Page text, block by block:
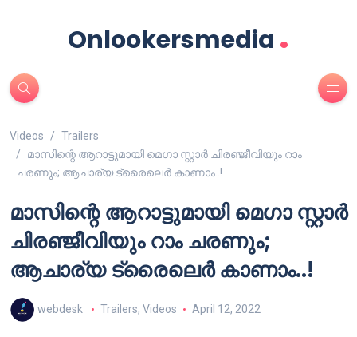
Onlookersmedia .
Videos
Trailers
മാസിന്റെ ആറാട്ടുമായി മെഗാ സ്റ്റാർ ചിരഞ്ജീവിയും റാം
ചരണും; ആചാര്യ ട്രൈലെർ കാണാം..!
മാസിന്റെ ആറാട്ടുമായി മെഗാ സ്റ്റാർ
ചിരഞ്ജീവിയും റാം ചരണും;
ആചാര്യ ട്രൈലെർ കാണാം..!
webdesk Trailers, Videos April 12, 2022